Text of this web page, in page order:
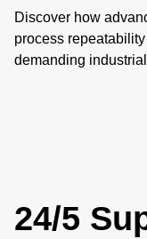
Discover how
process
demanding
extreme
processes with
24/5